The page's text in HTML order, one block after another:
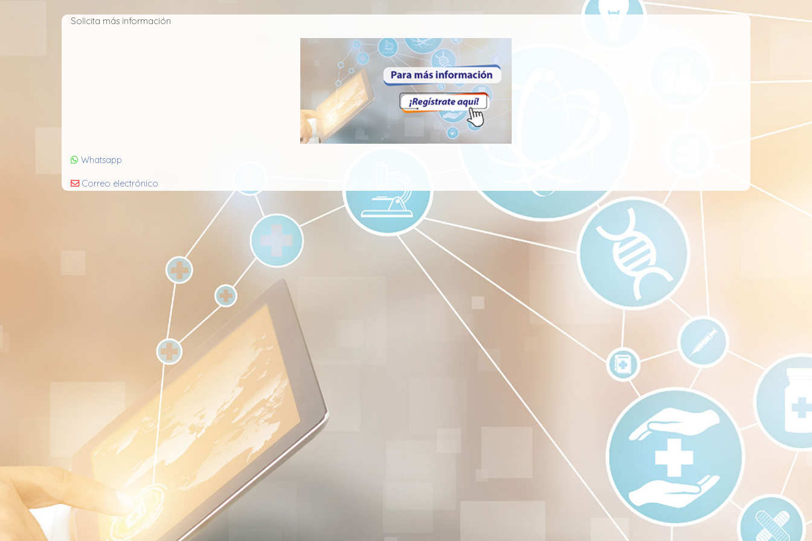
Solicita más información
Whatsapp
Correo electrónico